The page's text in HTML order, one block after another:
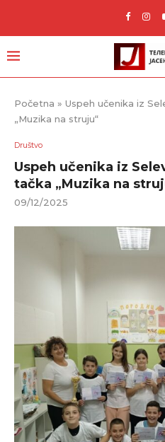
Početna » Uspeh učenika iz
„Muzika na struju“
Društvo
Uspeh učenika iz
tačka „Muzika na
09/12/2025